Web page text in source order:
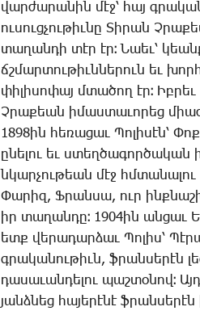
վար­ժա­րա­նին մէջ՝ հայ
ու­սուց­չու­թիւ­նը ­Տի­րան
տա­ղան­դի տէր էր։ ­Նաեւ՝
ճշմար­տու­թիւն­նե­րուն եւ
փի­լի­սո­փայ մտա­ծող էր։
Չ­րա­քեան ի­մաս­տա­ւո­րեց
1898ին հե­ռա­ցաւ ­Պո­լի­սէն՝
ը­նե­լու եւ ստեղ­ծա­գոր­ծա­կան
նկար­չու­թեան մէջ
­Փա­րիզ, Ֆ­րան­սա, ուր
իր տա­ղան­դը։ 1904ին ան­ցաւ
ետք վե­րա­դար­ձաւ ­Պո­լիս՝
գրա­կա­նու­թիւն, ֆրան­սե­րէն
դա­սա­ւան­դե­լու պաշ­տօ­նով։
յանձ­նեց հա­յե­րէնէ